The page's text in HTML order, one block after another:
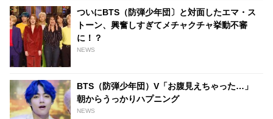
クションがかわいすぎる
ついにBTS（防弾少年団〕と対面したエマ・ス
トーン、興奮しすぎてメチャクチャ挙動不審
に！？
NEWS
BTS（防弾少年団）V「お腹見えちゃった…」
朝からうっかりハプニング
NEWS